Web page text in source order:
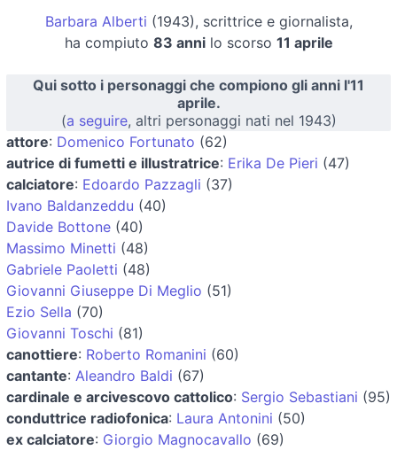
Barbara Alberti (1943), scrittrice e giornalista,
ha compiuto 83 annilo scorso 11 aprile
Qui sotto i personaggi che compiono gli anni l'11
aprile.
(a seguire, altri personaggi nati nel 1943)
attore: Domenico Fortunato (62)
autrice di fumetti e illustratrice: Erika De Pieri (47)
calciatore: Edoardo Pazzagli (37)
Ivano Baldanzeddu (40)
Davide Bottone (40)
Massimo Minetti (48)
Gabriele Paoletti (48)
Giovanni Giuseppe Di Meglio (51)
Ezio Sella (70)
Giovanni Toschi (81)
canottiere: Roberto Romanini (60)
cantante: Aleandro Baldi (67)
cardinale e arcivescovo cattolico: Sergio Sebastiani (95)
conduttrice radiofonica: Laura Antonini (50)
ex calciatore: Giorgio Magnocavallo (69)